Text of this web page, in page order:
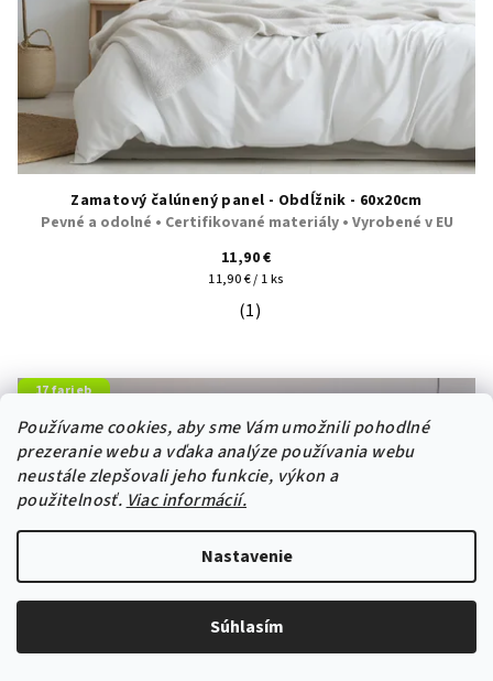
Používame cookies, aby sme Vám umožnili pohodlné
prezeranie webu a vďaka analýze používania webu
neustále zlepšovali jeho funkcie, výkon a
použitelnosť. Viac informácií.
Nastavenie
Súhlasím
Zamatový čalúnený panel - Obdĺžnik - 60x20cm
Pevné a odolné • Certifikované materiály • Vyrobené v EU
11,90 €
Jednotková
cena:
11,90 € / 1 ks
Priemerné hodnotenie produktu
(1)
17 farieb
Velúrová látka
-5% s kódom: panel5